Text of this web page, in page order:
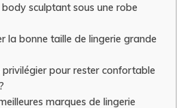
sculptant sous une robe
la bonne taille de lingerie grande
privilégier pour rester confortable
marques de lingerie